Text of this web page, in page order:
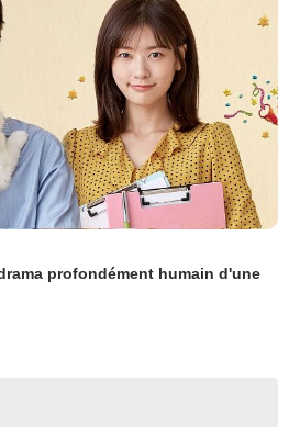
profondément humain d'une